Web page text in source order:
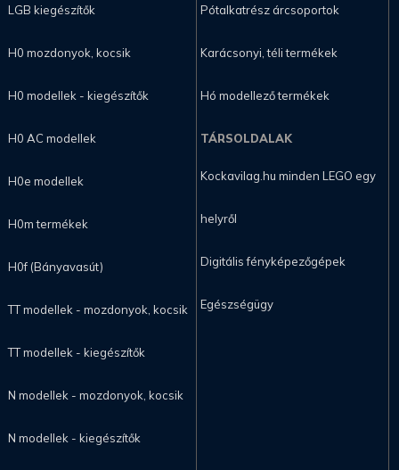
LGB kiegészítők
H0 mozdonyok, kocsik
H0 modellek - kiegészítők
H0 AC modellek
H0e modellek
H0m termékek
H0f (Bányavasút)
TT modellek - mozdonyok, kocsik
TT modellek - kiegészítők
N modellek - mozdonyok, kocsik
N modellek - kiegészítők
Pótalkatrész árcsoportok
Karácsonyi, téli termékek
Hó modellező termékek
TÁRSOLDALAK
Kockavilag.hu minden LEGO egy
helyről
Digitális fényképezőgépek
Egészségügy